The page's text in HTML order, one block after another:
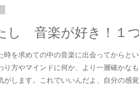
時を求めての中の音楽に出会ってからと
り方やマインドに何か、より一層確かな
がします。これでいいんだよ、自分の感